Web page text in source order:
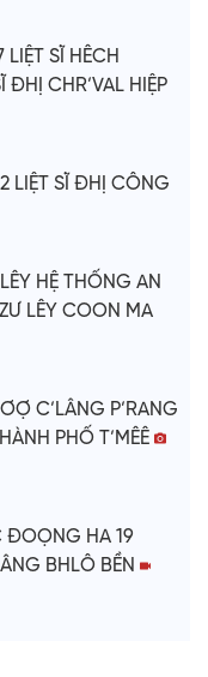
SĨ HÊCH
ĐHỊ CHR’VAL HIỆP
LIỆT SĨ ĐHỊ CÔNG
HỆ THỐNG AN
LÊY COON MA
C’LÂNG P’RANG
PHỐ T’MÊÊ
ĐOỌNG HA 19
BHLÔ BỀN